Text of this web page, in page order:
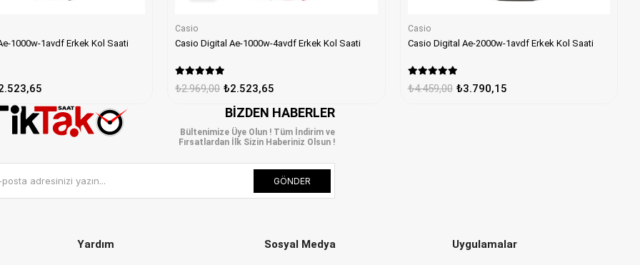
Casio Digital Ae-1000w-1avdf Erkek Kol Saati
Casio
Casio Digital Ae-1000w-4avdf Erkek Kol Saati
₺2.523,65
₺2.969,00
Casio
Casio Digital Ae-2000w-1avdf Erkek Kol Saati
₺3.790,15
₺4.459,00
BIZDEN HABERLER
Bültenimize Üye Olun ! Tüm İndirim ve
Fırsatlardan İlk Sizin Haberiniz Olsun !
GÖNDER
Yardım Sosyal Medya Uygulamalar